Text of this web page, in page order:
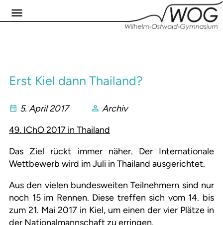
Erst Kiel dann Thailand?
5. April 2017
Archiv
49. IChO 2017 in Thailand
Das Ziel rückt immer näher. Der Internationale
Wettbewerb wird im Juli in Thailand ausgerichtet.
Aus den vielen bundesweiten Teilnehmern sind nur
noch 15 im Rennen. Diese treffen sich vom 14. bis
zum 21. Mai 2017 in Kiel, um einen der vier Plätze in
der Nationalmannschaft zu erringen.